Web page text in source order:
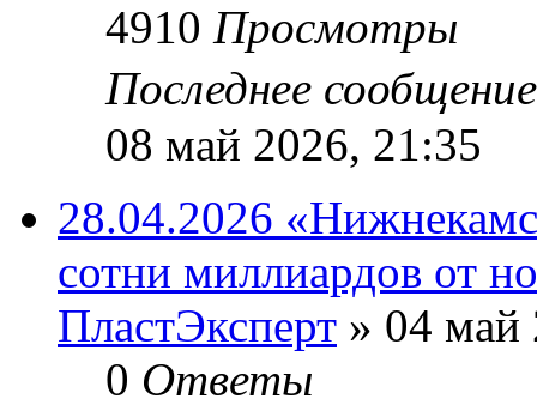
4910 Просмотры
Последнее
08 май 2026, 21:35
28.04.2026
сотни миллиардов от
ПластЭксперт » 04 май
0 Ответы